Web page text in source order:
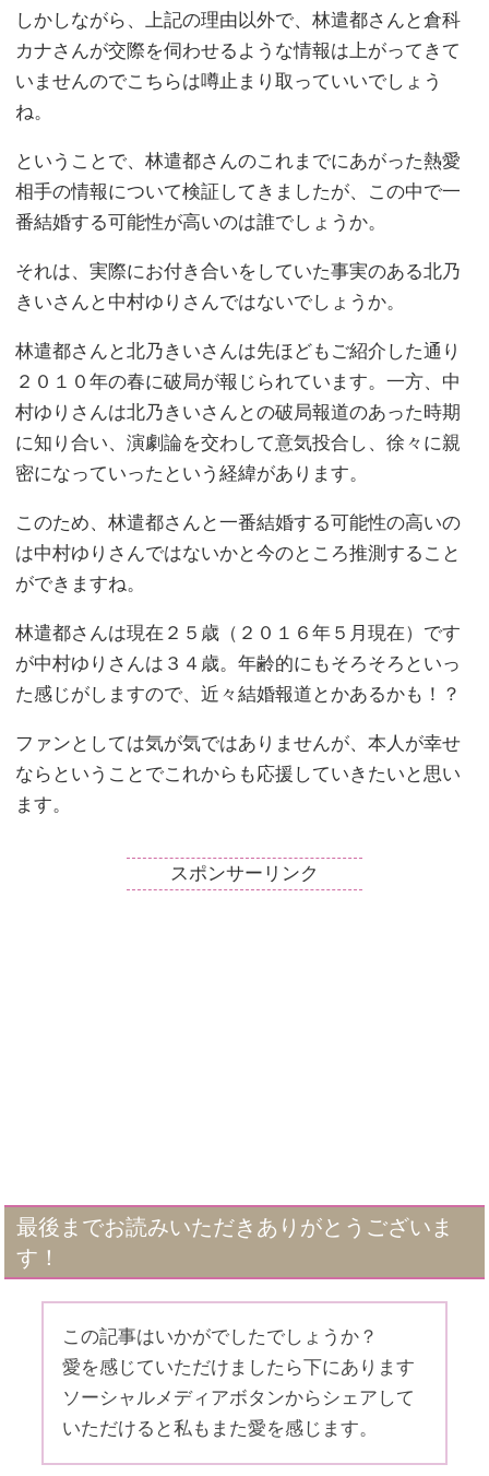
しかしながら、上記の理由以外で、林遣都さんと倉科
カナさんが交際を伺わせるような情報は上がってきて
いませんのでこちらは噂止まり取っていいでしょう
ね。
ということで、林遣都さんのこれまでにあがった熱愛
相手の情報について検証してきましたが、この中で一
番結婚する可能性が高いのは誰でしょうか。
それは、実際にお付き合いをしていた事実のある北乃
きいさんと中村ゆりさんではないでしょうか。
林遣都さんと北乃きいさんは先ほどもご紹介した通り
２０１０年の春に破局が報じられています。一方、中
村ゆりさんは北乃きいさんとの破局報道のあった時期
に知り合い、演劇論を交わして意気投合し、徐々に親
密になっていったという経緯があります。
このため、林遣都さんと一番結婚する可能性の高いの
は中村ゆりさんではないかと今のところ推測すること
ができますね。
林遣都さんは現在２５歳（２０１６年５月現在）です
が中村ゆりさんは３４歳。年齢的にもそろそろといっ
た感じがしますので、近々結婚報道とかあるかも！？
ファンとしては気が気ではありませんが、本人が幸せ
ならということでこれからも応援していきたいと思い
ます。
スポンサーリンク
最後までお読みいただきありがとうございま
す！
この記事はいかがでしたでしょうか？
愛を感じていただけましたら下にあります
ソーシャルメディアボタンからシェアして
いただけると私もまた愛を感じます。